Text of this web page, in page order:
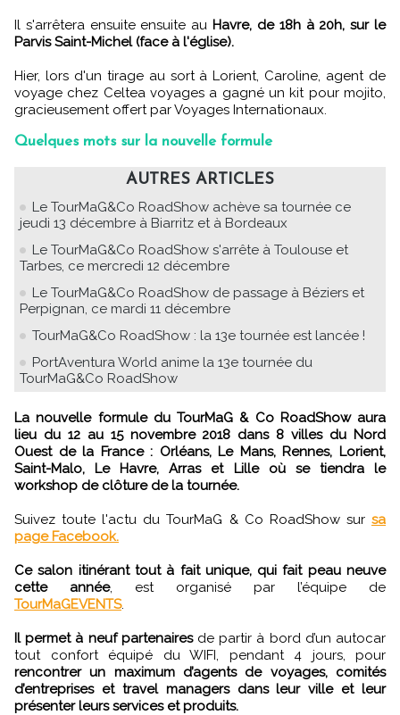
Il s'arrêtera ensuite ensuite au Havre, de 18h à 20h, sur le
Parvis Saint-Michel (face à l'église).
Hier, lors d'un tirage au sort à Lorient, Caroline, agent de
voyage chez Celtea voyages a gagné un kit pour mojito,
gracieusement offert par Voyages Internationaux.
Quelques mots sur la nouvelle formule
AUTRES ARTICLES
Le TourMaG&Co RoadShow achève sa tournée ce
jeudi 13 décembre à Biarritz et à Bordeaux
Le TourMaG&Co RoadShow s'arrête à Toulouse et
Tarbes, ce mercredi 12 décembre
Le TourMaG&Co RoadShow de passage à Béziers et
Perpignan, ce mardi 11 décembre
TourMaG&Co RoadShow : la 13e tournée est lancée !
PortAventura World anime la 13e tournée du
TourMaG&Co RoadShow
La nouvelle formule du TourMaG & Co RoadShow aura
lieu du 12 au 15 novembre 2018 dans 8 villes du Nord
Ouest de la France : Orléans, Le Mans, Rennes, Lorient,
Saint-Malo, Le Havre, Arras et Lille où se tiendra le
workshop de clôture de la tournée.
Suivez toute l'actu du TourMaG & Co RoadShow sur sa
page Facebook.
Ce salon itinérant tout à fait unique, qui fait peau neuve
cette année, est organisé par l’équipe de
TourMaGEVENTS.
Il permet à neuf partenairesde partir à bord d’un autocar
tout confort équipé du WIFI, pendant 4 jours, pour
rencontrer un maximum d’agents de voyages, comités
d’entreprises et travel managers dans leur ville et leur
présenter leurs services et produits.